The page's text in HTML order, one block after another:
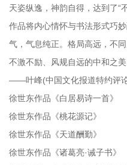
天姿纵逸，神韵自得，达到了“
作品将内心情怀与书法形式巧
气，气息纯正。格局高远，不
不激不励、风规自远的中和之美
——叶峰(中国文化报道特约评
徐世东作品《白居易诗一首》
徐世东作品《桃花源记》
徐世东作品《天道酬勤》
徐世东作品《诸葛亮·诫子书》